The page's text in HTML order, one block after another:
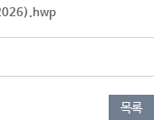
목록